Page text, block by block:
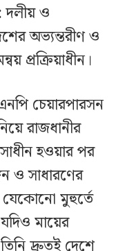
দলীয় ও
অভ্যন্তরীণ ও
প্রক্রিয়াধীন।
চেয়ারপারসন
রাজধানীর
হওয়ার পর
ও সাধারণের
মুহুর্তে
মায়ের